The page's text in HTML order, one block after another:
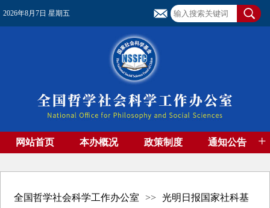
2026年8月7日 星期五
网站首页 本办概况 政策制度 通知公告 +
全国哲学社会科学工作办公室 >>
光明日报国家社科基